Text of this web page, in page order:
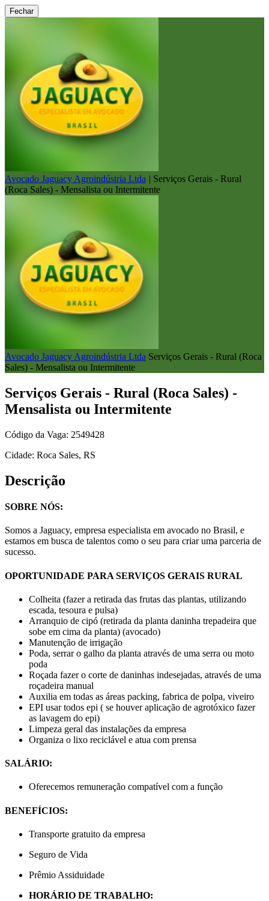
Fechar
Avocado Jaguacy Agroindústria Ltda | Serviços Gerais - Rural
(Roca Sales) - Mensalista ou Intermitente
Avocado Jaguacy Agroindústria Ltda Serviços Gerais - Rural (Roca
Sales) - Mensalista ou Intermitente
Serviços Gerais - Rural (Roca Sales) -
Mensalista ou Intermitente
Código da Vaga: 2549428
Cidade: Roca Sales, RS
Descrição
SOBRE NÓS:
Somos a Jaguacy, empresa especialista em avocado no Brasil, e
estamos em busca de talentos como o seu para criar uma parceria de
sucesso.
OPORTUNIDADE PARA SERVIÇOS GERAIS RURAL
Colheita (fazer a retirada das frutas das plantas, utilizando
escada, tesoura e pulsa)
Arranquio de cipó (retirada da planta daninha trepadeira que
sobe em cima da planta) (avocado)
Manutenção de irrigação
Poda, serrar o galho da planta através de uma serra ou moto
poda
Roçada fazer o corte de daninhas indesejadas, através de uma
roçadeira manual
Auxilia em todas as áreas packing, fabrica de polpa, viveiro
EPI usar todos epi ( se houver aplicação de agrotóxico fazer
as lavagem do epi)
Limpeza geral das instalações da empresa
Organiza o lixo reciclável e atua com prensa
SALÁRIO:
Oferecemos remuneração compatível com a função
BENEFÍCIOS:
Transporte gratuito da empresa
Seguro de Vida
Prêmio Assiduidade
HORÁRIO DE TRABALHO: